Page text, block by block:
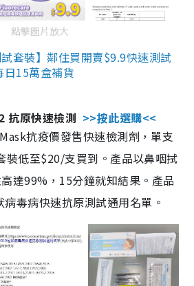
點擊圖片放大
套裝】鄰住買開賣$9.9快速測試
日15萬盒補貨
抗原快速檢測 >>按此選購<<
抗疫價發售快速檢測劑，單支
裝低至$20/支買到。產品以鼻咽拭
達99%，15分鐘就知結果。產品
毒病快速抗原測試通用名單。